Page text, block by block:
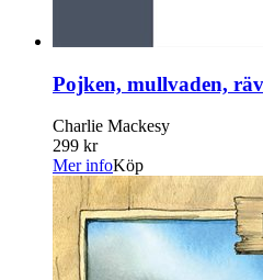
Pojken, mullvaden,
Charlie Mackesy
299 kr
Mer infoKöp